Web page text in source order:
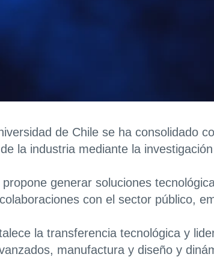
de Chile se ha consolidado
la industria mediante la
generar soluciones
con el sector público,
la transferencia tecnológica y
manufactura y diseño y